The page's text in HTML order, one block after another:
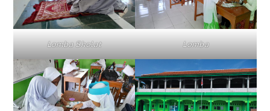
Lomba Sholat Lomba